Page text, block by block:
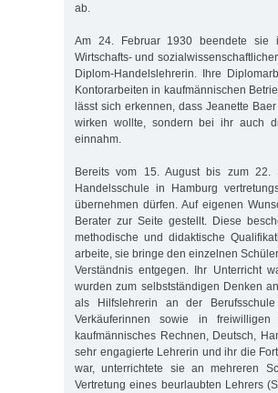
ab.
Am 24. Februar 1930 beendete sie
Wirtschafts- und
Diplom-Handelslehrerin. Ihre
Kontorarbeiten in kaufmännischen
lässt sich erkennen, dass Jeanette
wirken wollte, sondern bei ihr auch
einnahm.
Bereits vom 15. August bis zum
Handelsschule in Hamburg
übernehmen dürfen. Auf eigenen
Berater zur Seite gestellt. Diese
methodische und didaktische
arbeite, sie bringe den einzelnen
Verständnis entgegen. Ihr Unterricht
wurden zum selbstständigen Denken
als Hilfslehrerin an der
Verkäuferinnen sowie in
kaufmännisches Rechnen, Deutsch,
sehr engagierte Lehrerin und ihr die
war, unterrichtete sie an mehreren
Vertretung eines beurlaubten Lehrers